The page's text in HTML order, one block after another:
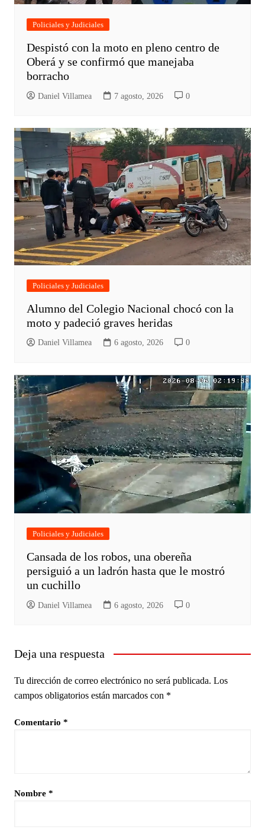
Policiales y Judiciales
Despistó con la moto en pleno centro de
Oberá y se confirmó que manejaba
borracho
Daniel Villamea 7 agosto, 2026 0
Policiales y Judiciales
Alumno del Colegio Nacional chocó con la
moto y padeció graves heridas
Daniel Villamea 6 agosto, 2026 0
Policiales y Judiciales
Cansada de los robos, una obereña
persiguió a un ladrón hasta que le mostró
un cuchillo
Daniel Villamea 6 agosto, 2026 0
Deja una respuesta
Tu dirección de correo electrónico no será publicada. Los
campos obligatorios están marcados con *
Comentario *
Nombre *